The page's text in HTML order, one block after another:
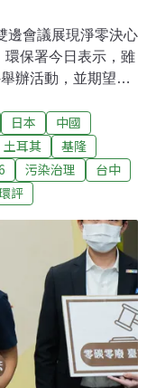
邊會議展現淨零決心
保署今日表示，雖
辦活動，並期望透
衛生及毒物管理處
家都有表達2050年
仍是少數，台灣溫
告階段，但已將
踐。（中央社報
永續城市調查
發展目標SDGs大
集地方政府統計資
首長的永續施政滿
縣市（未包括連江
兩族群，公布各項
日本
中國
土耳其
基隆
污染治理
台中
評